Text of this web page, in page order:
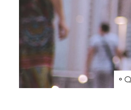
0